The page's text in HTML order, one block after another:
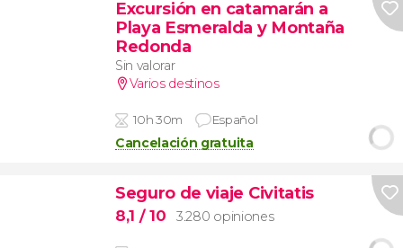
Excursión en catamarán a
Playa Esmeralda y Montaña
Redonda
Sin valorar
Varios destinos
10h 30m Español
Cancelación gratuita
Seguro de viaje Civitatis
8,1 / 10 3.280 opiniones